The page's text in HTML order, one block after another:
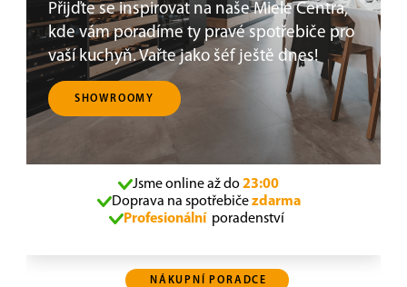
Přijďte se inspirovat na naše Miele Centra,
kde vám poradíme ty pravé spotřebiče pro
vaší kuchyň. Vařte jako šéf ještě dnes!
SHOWROOMY
Jsme online až do23:00
Doprava na spotřebičezdarma
Profesionální poradenství
NÁKUPNÍ PORADCE